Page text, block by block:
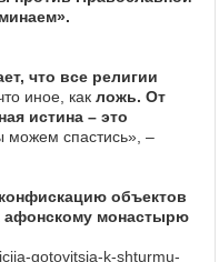
что все религии
иное, как ложь. От
истина – это
можем спастись», –
объектов
афонскому монастырю
gotovitsja-k-shturmu-